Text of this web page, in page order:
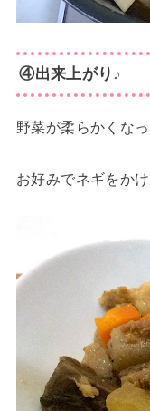
④出来上がり♪
野菜が柔らかくな
お好みでネギをか